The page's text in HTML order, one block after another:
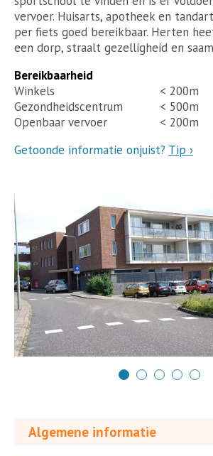
vervoer. Huisarts, apotheek en
per fiets goed bereikbaar. Herten
een dorp, straalt gezelligheid en
Bereikbaarheid
Winkels
< 200m
Gezondheidscentrum
< 500m
Openbaar vervoer
< 200m
Getoonde informatie onjuist? Tip ›
Algemene informatie